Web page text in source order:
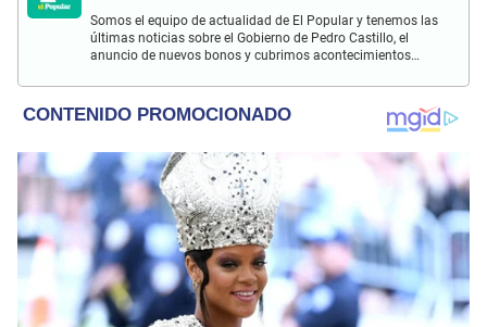
Somos el equipo de actualidad de El Popular y tenemos las
últimas noticias sobre el Gobierno de Pedro Castillo, el
anuncio de nuevos bonos y cubrimos acontecimientos